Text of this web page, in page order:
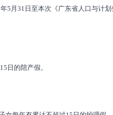
5月31日至本次《广东省人口与计划
日的陪产假。